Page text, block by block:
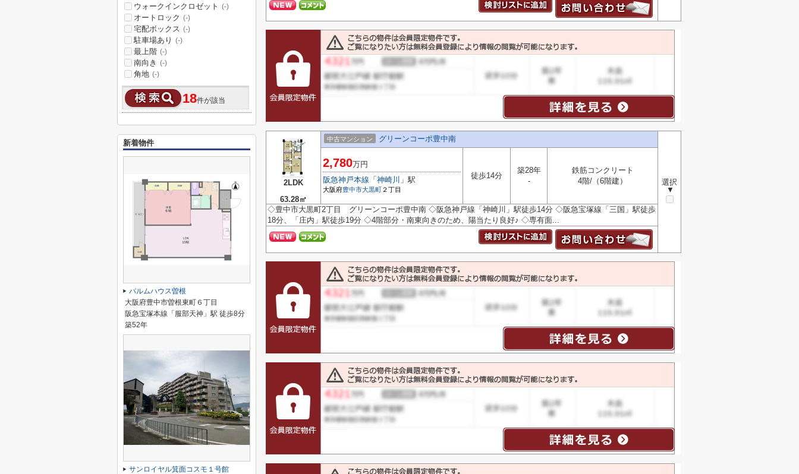
2LDK
63.28㎡
中古マンション グリーンコーポ豊中南
選択
▼
2,780万円
阪急神戸本線 「 神崎川 」駅
大阪府豊中市大黒町 ２丁目
徒歩14分
築28年
-
鉄筋コンクリート
4階/（6階建）
◇豊中市大黒町2丁目 グリーンコーポ豊中南 ◇阪急神戸線「神崎川」駅徒歩14分 ◇阪急宝塚線「三国」駅徒歩
18分、「庄内」駅徒歩19分 ◇4階部分・南東向きのため、陽当たり良好♪ ◇専有面...
ウォークインクロゼット (-)
オートロック (-)
宅配ボックス (-)
駐車場あり (-)
最上階 (-)
南向き (-)
角地 (-)
18件が該当
新着物件
パルムハウス曽根
大阪府豊中市曽根東町６丁目
阪急宝塚本線「服部天神」駅 徒歩8分
築52年
サンロイヤル箕面コスモ１号館